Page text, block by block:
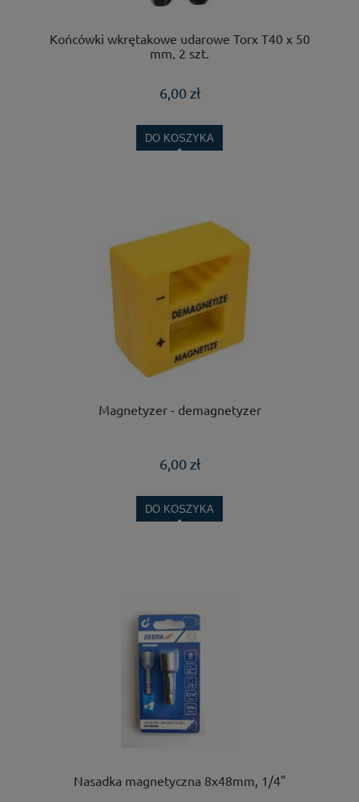
Końcówki wkrętakowe udarowe Torx T40 x 50
mm, 2 szt.
6,00 zł
DO KOSZYKA
Magnetyzer - demagnetyzer
6,00 zł
DO KOSZYKA
Nasadka magnetyczna 8x48mm, 1/4"